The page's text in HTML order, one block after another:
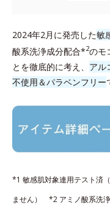
2024年2月に発売した敏
酸系洗浄成分配合*2のモ
とを徹底的に考え、 アル
不使用＆パラベンフリー
*1 敏感肌対象連用テスト済
ません） *2 アミノ酸系洗